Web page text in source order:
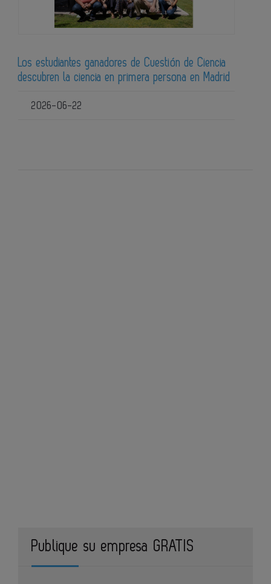
Los estudiantes ganadores de Cuestión de Ciencia
descubren la ciencia en primera persona en Madrid
2026-06-22
Publique su empresa GRATIS